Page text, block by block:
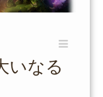
いなる